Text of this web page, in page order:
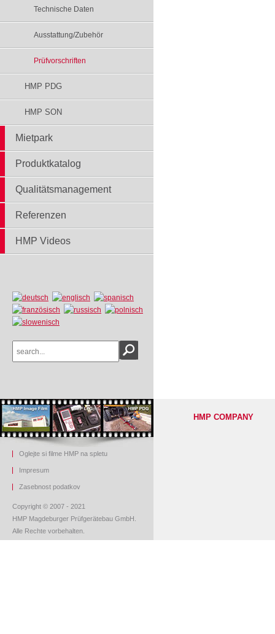
Technische Daten
Ausstattung/Zubehör
Prüfvorschriften
HMP PDG
HMP SON
Mietpark
Produktkatalog
Qualitätsmanagement
Referenzen
HMP Videos
Oglejte si filme HMP na spletu
Impresum
Zasebnost podatkov
Copyright © 2007 - 2021
HMP Magdeburger Prüfgerätebau GmbH.
Alle Rechte vorbehalten.
HMP COMPANY